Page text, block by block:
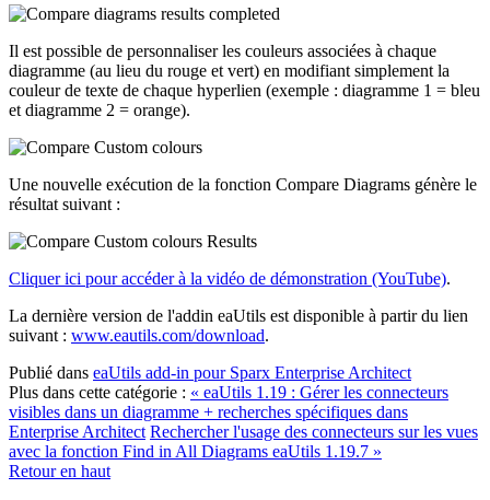
Il est possible de personnaliser les couleurs associées à chaque
diagramme (au lieu du rouge et vert) en modifiant simplement la
couleur de texte de chaque hyperlien (exemple : diagramme 1 = bleu
et diagramme 2 = orange).
Une nouvelle exécution de la fonction Compare Diagrams génère le
résultat suivant :
Cliquer ici pour accéder à la vidéo de démonstration (YouTube).
La dernière version de l'addin eaUtils est disponible à partir du lien
suivant : www.eautils.com/download.
Publié dans eaUtils add-in pour Sparx Enterprise Architect
Plus dans cette catégorie : « eaUtils 1.19 : Gérer les connecteurs
visibles dans un diagramme + recherches spécifiques dans
Enterprise Architect Rechercher l'usage des connecteurs sur les vues
avec la fonction Find in All Diagrams eaUtils 1.19.7 »
Retour en haut